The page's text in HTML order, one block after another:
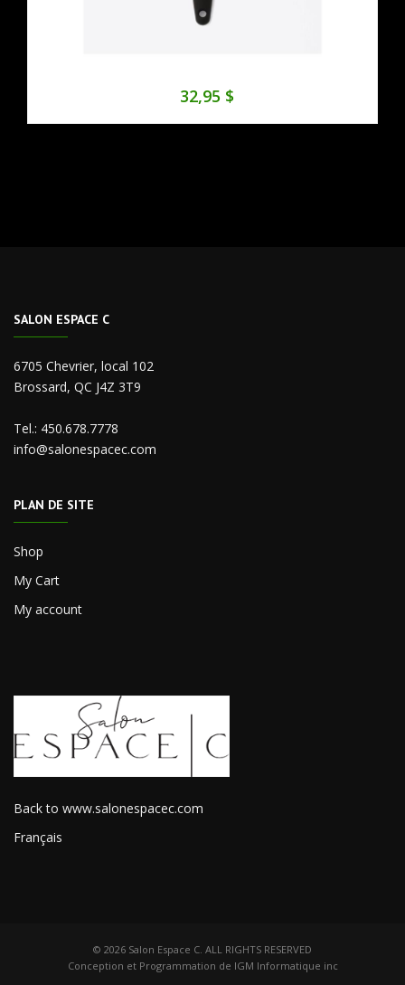
32,95 $
SALON ESPACE C
6705 Chevrier, local 102
Brossard, QC J4Z 3T9
Tel.: 450.678.7778
info@salonespacec.com
PLAN DE SITE
Shop
My Cart
My account
Back to www.salonespacec.com
Français
© 2026 Salon Espace C. ALL RIGHTS RESERVED
Conception et Programmation de IGM Informatique inc